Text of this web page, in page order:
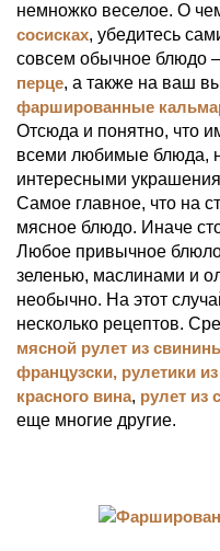
немножко веселое. О
сосисках, убедитесь
совсем обычное блюдо –
перце, а также на ваш
фаршированные
Отсюда и понятно, что
всеми любимые блюда,
интересными
Самое главное, что на
мясное блюдо. Иначе
Любое привычное
зеленью, маслинами и
необычно. На этот
несколько рецептов.
мясной рулет из
французски, рулетики
красного вина, рулет из
еще многие другие.